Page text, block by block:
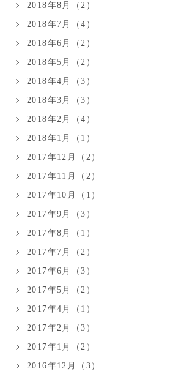
2018年8月（2）
2018年7月（4）
2018年6月（2）
2018年5月（2）
2018年4月（3）
2018年3月（3）
2018年2月（4）
2018年1月（1）
2017年12月（2）
2017年11月（2）
2017年10月（1）
2017年9月（3）
2017年8月（1）
2017年7月（2）
2017年6月（3）
2017年5月（2）
2017年4月（1）
2017年2月（3）
2017年1月（2）
2016年12月（3）